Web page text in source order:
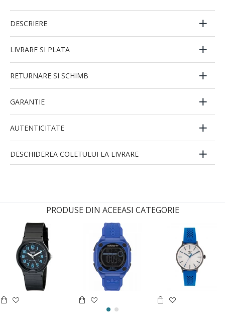
DESCRIERE
LIVRARE SI PLATA
RETURNARE SI SCHIMB
GARANTIE
AUTENTICITATE
DESCHIDEREA COLETULUI LA LIVRARE
PRODUSE DIN ACEEASI CATEGORIE